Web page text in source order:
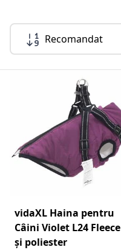
Recomandat
vidaXL Haina pentru
Câini Violet L24 Fleece
și poliester